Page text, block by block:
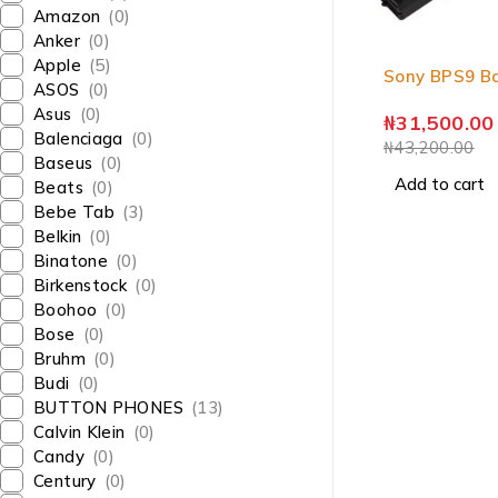
Amazon (0)
Anker (0)
Apple (5)
ASOS (0)
Asus (0)
Balenciaga (0)
Baseus (0)
Beats (0)
Bebe Tab (3)
Belkin (0)
Binatone (0)
Birkenstock (0)
Boohoo (0)
Bose (0)
Bruhm (0)
Budi (0)
BUTTON PHONES (13)
Calvin Klein (0)
Candy (0)
Century (0)
Sony BPS9
₦43,200.00
₦31,500.00
Add to cart